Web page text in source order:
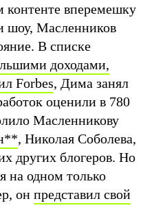
вперемешку
шоу, Масленников
В списке
доходами,
Forbes, Дима занял
оценили в 780
Масленникову
**, Николая Соболева,
других блогеров. Но
на одном только
он представил свой